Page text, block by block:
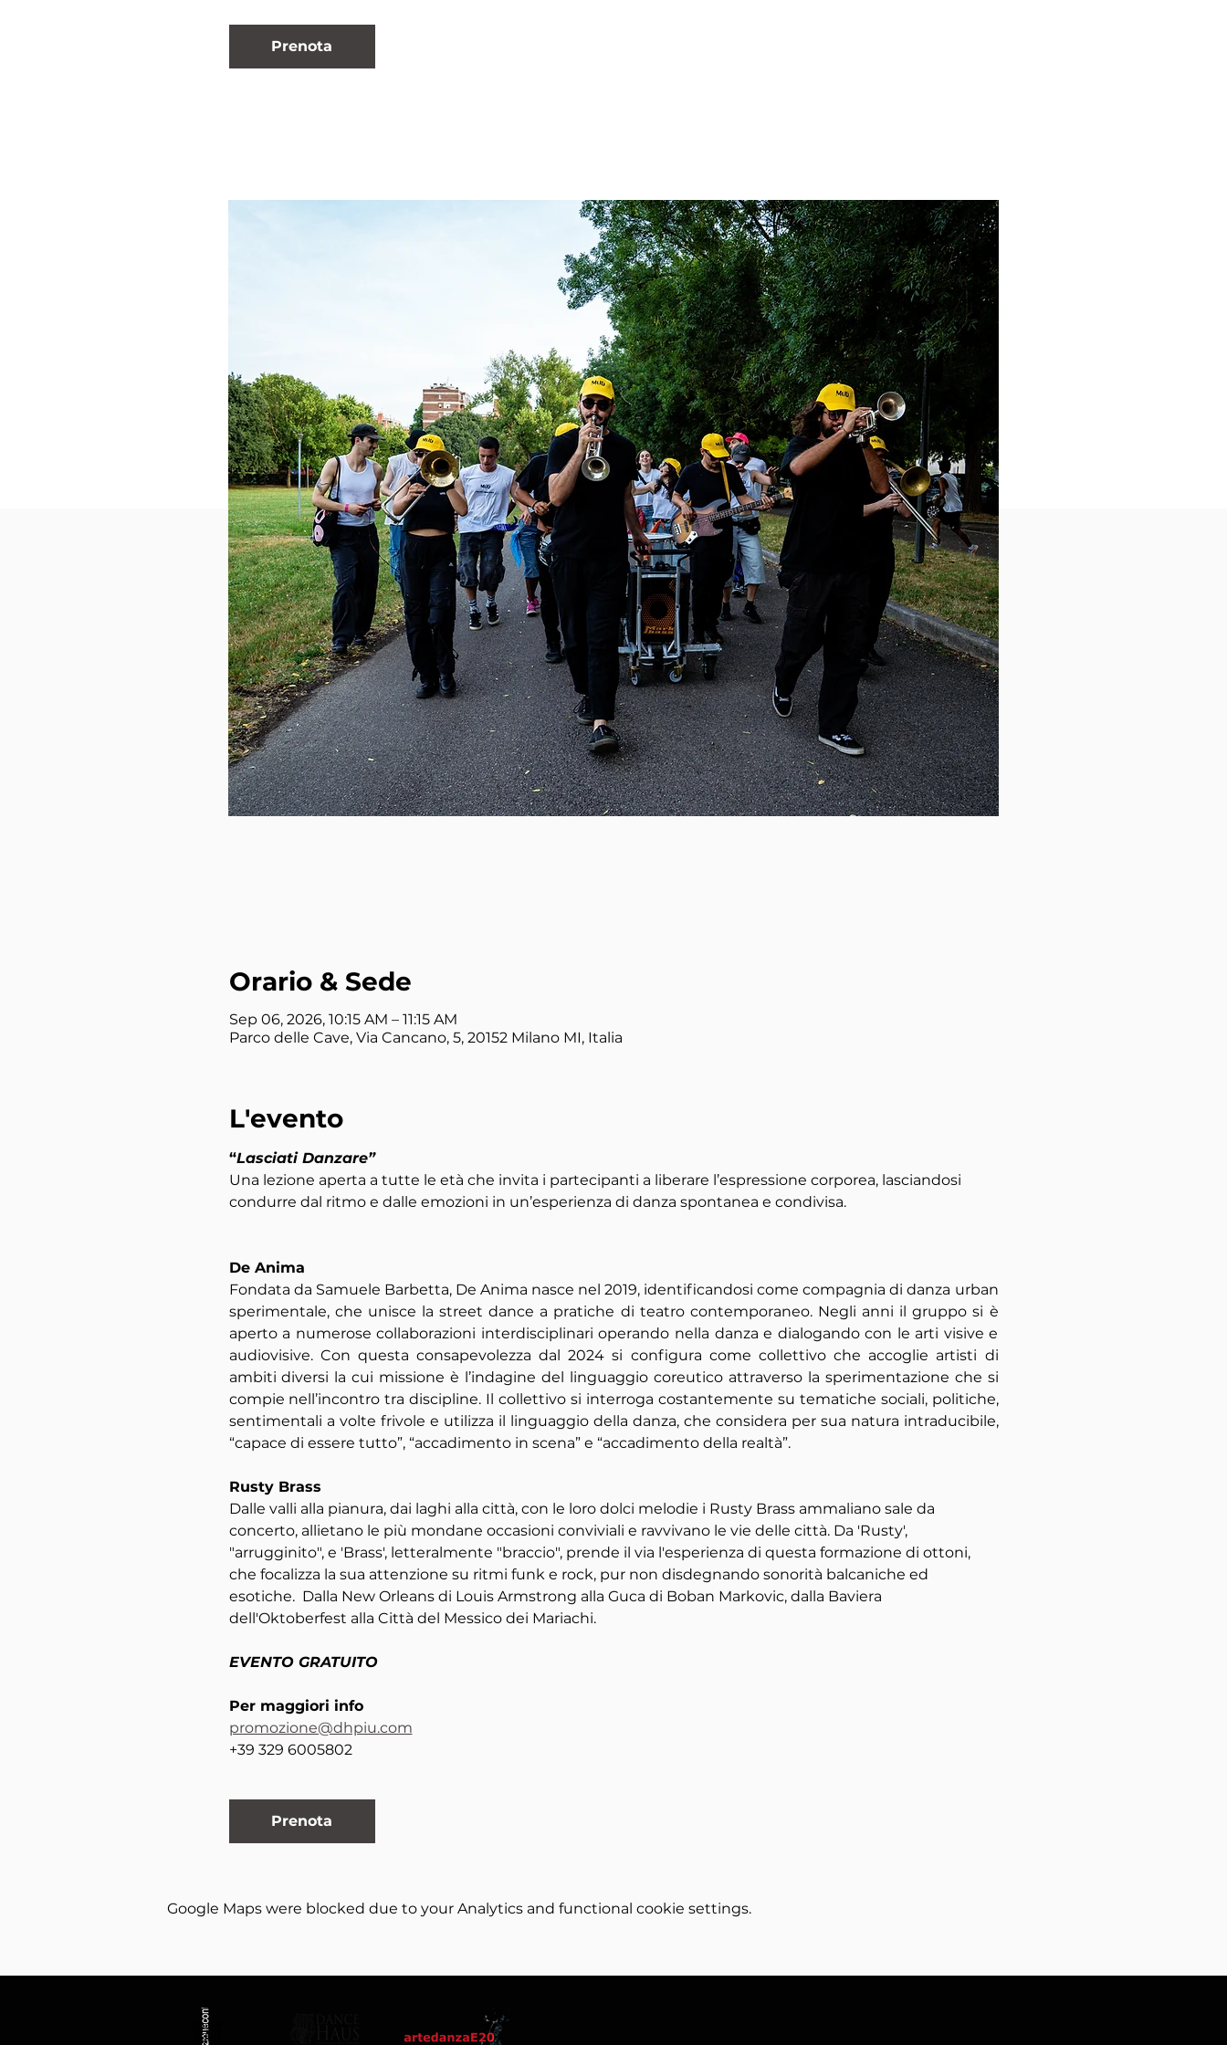
Prenota
Orario & Sede
Sep 06, 2026, 10:15 AM – 11:15 AM
Parco delle Cave, Via Cancano, 5, 20152 Milano MI, Italia
L'evento
“Lasciati Danzare”
Una lezione aperta a tutte le età che invita i partecipanti a liberare l’espressione corporea, lasciandosi
condurre dal ritmo e dalle emozioni in un’esperienza di danza spontanea e condivisa.
De Anima
Fondata da Samuele Barbetta, De Anima nasce nel 2019, identificandosi come compagnia di danza urban
sperimentale, che unisce la street dance a pratiche di teatro contemporaneo. Negli anni il gruppo si è
aperto a numerose collaborazioni interdisciplinari operando nella danza e dialogando con le arti visive e
audiovisive. Con questa consapevolezza dal 2024 si configura come collettivo che accoglie artisti di
ambiti diversi la cui missione è l’indagine del linguaggio coreutico attraverso la sperimentazione che si
compie nell’incontro tra discipline. Il collettivo si interroga costantemente su tematiche sociali, politiche,
sentimentali a volte frivole e utilizza il linguaggio della danza, che considera per sua natura intraducibile,
“capace di essere tutto”, “accadimento in scena” e “accadimento della realtà”.
Rusty Brass
Dalle valli alla pianura, dai laghi alla città, con le loro dolci melodie i Rusty Brass ammaliano sale da
concerto, allietano le più mondane occasioni conviviali e ravvivano le vie delle città. Da 'Rusty',
"arrugginito", e 'Brass', letteralmente "braccio", prende il via l'esperienza di questa formazione di ottoni,
che focalizza la sua attenzione su ritmi funk e rock, pur non disdegnando sonorità balcaniche ed
esotiche.  Dalla New Orleans di Louis Armstrong alla Guca di Boban Markovic, dalla Baviera
dell'Oktoberfest alla Città del Messico dei Mariachi.
EVENTO GRATUITO
Per maggiori info
promozione@dhpiu.com
+39 329 6005802
Prenota
Google Maps were blocked due to your Analytics and functional cookie settings.